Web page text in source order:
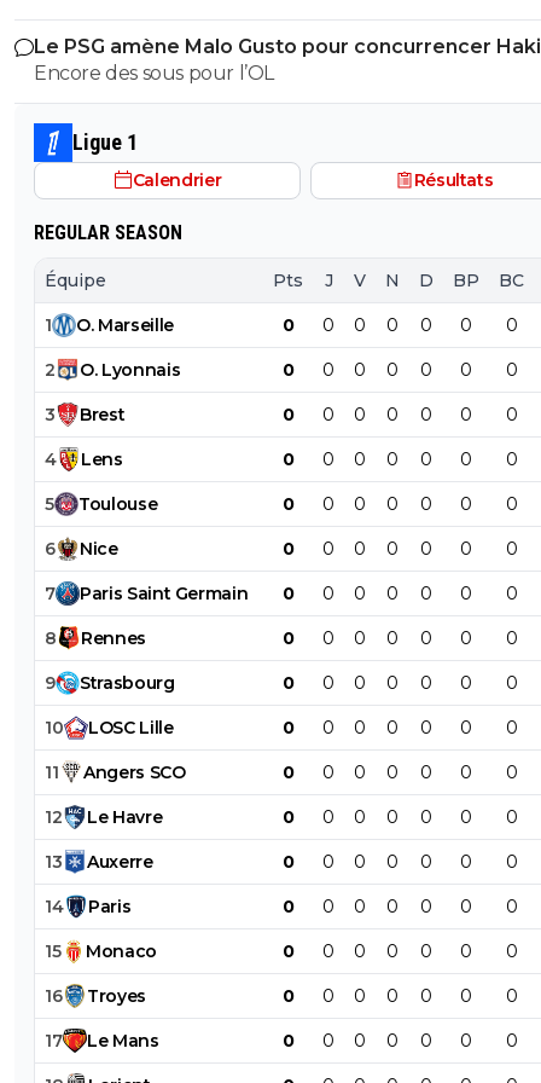
près. Bref... Quand l'équipe sera complète... ce sera beaucoup
mieux.
Le PSG amène Malo Gusto pour concurrencer
Encore des sous pour l’OL
Ligue 1
Calendrier Résultats
REGULAR SEASON
Équipe Pts J V N D BP BC
1 O. Marseille 0 0 0 0 0 0 0
2 O. Lyonnais 0 0 0 0 0 0 0
3 Brest 0 0 0 0 0 0 0
4 Lens 0 0 0 0 0 0 0
5 Toulouse 0 0 0 0 0 0 0
6 Nice 0 0 0 0 0 0 0
7 Paris Saint Germain 0 0 0 0 0 0 0
8 Rennes 0 0 0 0 0 0 0
9 Strasbourg 0 0 0 0 0 0 0
10 LOSC Lille 0 0 0 0 0 0 0
11 Angers SCO 0 0 0 0 0 0 0
12 Le Havre 0 0 0 0 0 0 0
13 Auxerre 0 0 0 0 0 0 0
14 Paris 0 0 0 0 0 0 0
15 Monaco 0 0 0 0 0 0 0
16 Troyes 0 0 0 0 0 0 0
17 Le Mans 0 0 0 0 0 0 0